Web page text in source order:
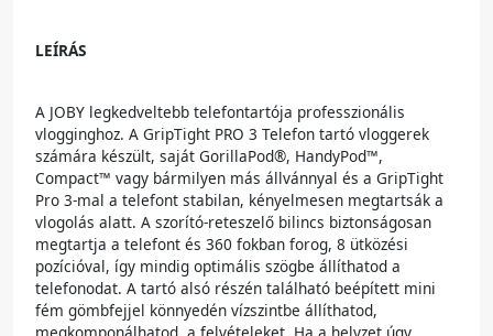
LEÍRÁS
A JOBY legkedveltebb telefontartója professzionális
vlogginghoz. A GripTight PRO 3 Telefon tartó vloggerek
számára készült, saját GorillaPod®, HandyPod™,
Compact™ vagy bármilyen más állvánnyal és a GripTight
Pro 3-mal a telefont stabilan, kényelmesen megtartsák a
vlogolás alatt. A szorító-reteszelő bilincs biztonságosan
megtartja a telefont és 360 fokban forog, 8 ütközési
pozícióval, így mindig optimális szögbe állíthatod a
telefonodat. A tartó alsó részén található beépített mini
fém gömbfejjel könnyedén vízszintbe állíthatod,